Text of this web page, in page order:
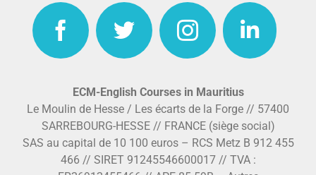
ECM-English Courses in Mauritius
Le Moulin de Hesse / Les écarts de la Forge // 57400
SARREBOURG-HESSE // FRANCE (siège social)
SAS au capital de 10 100 euros – RCS Metz B 912 455
466 // SIRET 91245546600017 // TVA :